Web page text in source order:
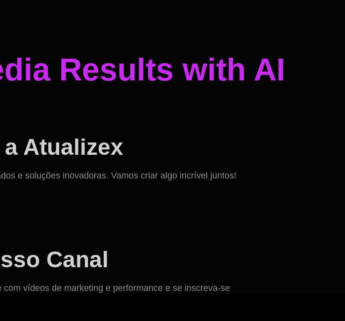
Results with AI
Atualizex
e soluções inovadoras. Vamos criar algo incrível juntos!
Canal
vídeos de marketing e performance e se inscreva-se